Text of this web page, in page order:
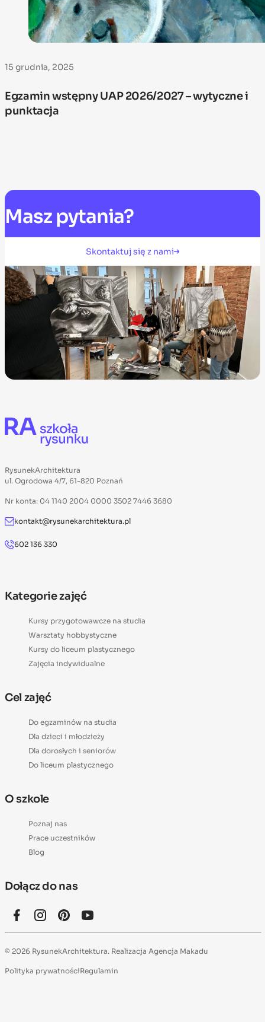
15 grudnia, 2025
Egzamin wstępny UAP 2026/2027 – wytyczne i
punktacja
Masz pytania?
Skontaktuj się z nami
RysunekArchitektura
ul. Ogrodowa 4/7, 61-820 Poznań
Nr konta: 04 1140 2004 0000 3502 7446 3680
kontakt@rysunekarchitektura.pl
602 136 330
Kategorie zajęć
Kursy przygotowawcze na studia
Warsztaty hobbystyczne
Kursy do liceum plastycznego
Zajęcia indywidualne
Cel zajęć
Do egzaminów na studia
Dla dzieci i młodzieży
Dla dorosłych i seniorów
Do liceum plastycznego
O szkole
Poznaj nas
Prace uczestników
Blog
Dołącz do nas
© 2026 RysunekArchitektura. Realizacja Agencja Makadu
Polityka prywatnościRegulamin